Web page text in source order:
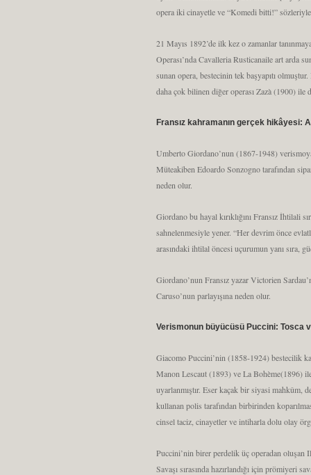
opera iki cinayetle ve “Komedi bitti!”
21 Mayıs 1892’de ilk kez o zamanlar
Operası’nda Cavalleria Rusticanaile art arda
sunan opera, bestecinin tek başyapıtı
daha çok bilinen diğer operası Zazà (1900) ile
Fransız kahramanın gerçek hikâyesi:
Umberto Giordano’nun (1867-1948) verismoya
Müteakiben Edoardo Sonzogno tarafından
neden olur.
Giordano bu hayal kırıklığını Fransız İhtilali
sahnelenmesiyle yener. “Her devrim önce
arasındaki ihtilal öncesi uçurumun yanı sıra,
Giordano’nun Fransız yazar Victorien
Caruso’nun parlayışına neden olur.
Verismonun büyücüsü Puccini: Tosca
Giacomo Puccini’nin (1858-1924) bestecilik
Manon Lescaut (1893) ve La Bohème(1896)
uyarlanmıştır. Eser kaçak bir siyasi mahkûm,
kullanan polis tarafından birbirinden
cinsel taciz, cinayetler ve intiharla dolu olay
Puccini’nin birer perdelik üç operadan oluşan
Savaşı sırasında hazırlandığı için prömiyeri